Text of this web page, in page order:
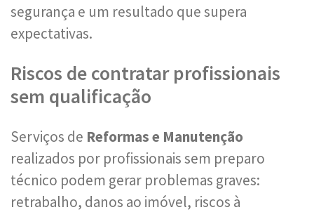
segurança e um resultado que supera
expectativas.
Riscos de contratar profissionais
sem qualificação
Serviços de Reformas e Manutenção
realizados por profissionais sem preparo
técnico podem gerar problemas graves:
retrabalho, danos ao imóvel, riscos à